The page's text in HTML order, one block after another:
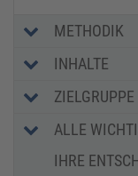
METHODIK
INHALTE
ZIELGRUPPE
ALLE
IHRE